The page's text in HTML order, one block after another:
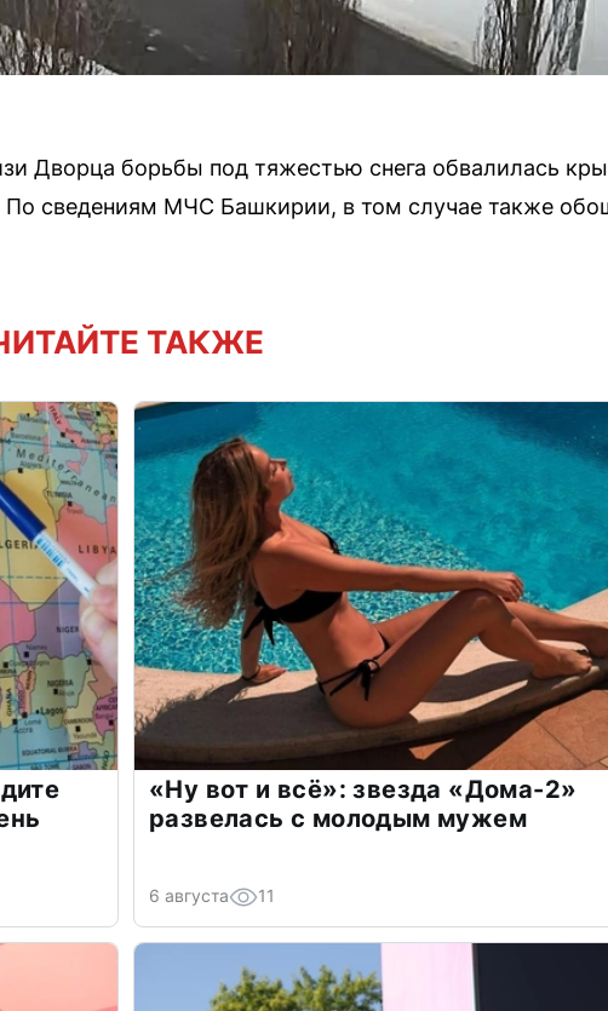
Дворца борьбы под тяжестью снега обвалилась
По сведениям МЧС Башкирии, в том случае также
ТАКЖЕ
«Ну вот и всё»: звезда «Дома-2»
развелась с молодым мужем
6 августа 11